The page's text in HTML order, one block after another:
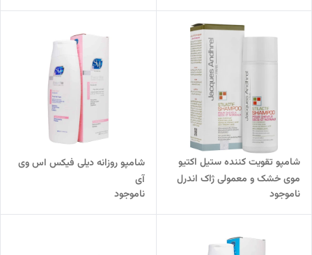
شامپو تقویت کننده ستیل اکتیو
موی خشک و معمولی ژاک اندرل
پاریس
ناموجود
شامپو روزانه دیلی فیکس اس وی
آی
ناموجود